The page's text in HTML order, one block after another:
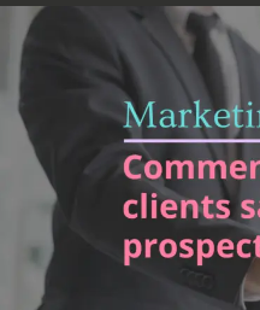
Comment
trouver
sans
prospecter
système
simple